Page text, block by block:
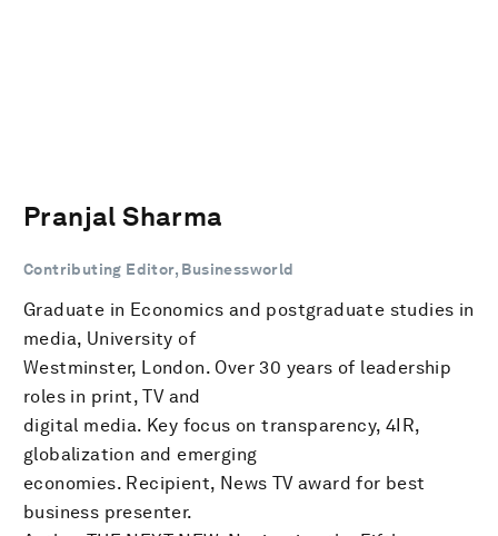
Pranjal Sharma
Contributing Editor, Businessworld
Graduate in Economics and postgraduate studies in
media, University of
Westminster, London. Over 30 years of leadership
roles in print, TV and
digital media. Key focus on transparency, 4IR,
globalization and emerging
economies. Recipient, News TV award for best
business presenter.